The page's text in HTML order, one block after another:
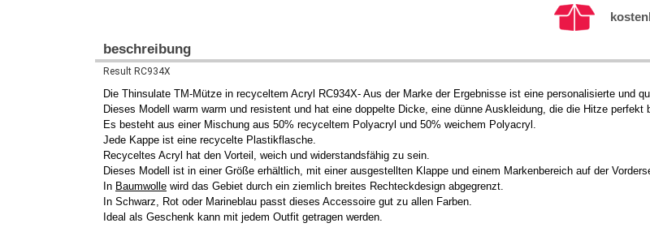
beschreibung
Result RC934X
Die Thinsulate TM-Mütze in recyceltem Acryl RC934X- Aus der Marke der Ergebnisse ist eine personalisierte und
Dieses Modell warm warm und resistent und hat eine doppelte Dicke, eine dünne Auskleidung, die die Hitze perfekt
Es besteht aus einer Mischung aus 50% recyceltem Polyacryl und 50% weichem Polyacryl.
Jede Kappe ist eine recycelte Plastikflasche.
Recyceltes Acryl hat den Vorteil, weich und widerstandsfähig zu sein.
Dieses Modell ist in einer Größe erhältlich, mit einer ausgestellten Klappe und einem Markenbereich auf der
In Baumwolle wird das Gebiet durch ein ziemlich breites Rechteckdesign abgegrenzt.
In Schwarz, Rot oder Marineblau passt dieses Accessoire gut zu allen Farben.
Ideal als Geschenk kann mit jedem Outfit getragen werden.